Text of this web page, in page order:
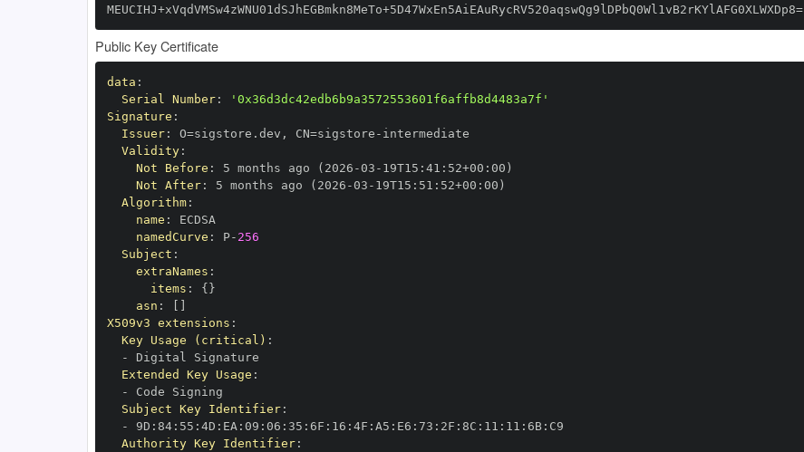
MEUCIHJ+xVqdVMSw4zWNU01dSJhEGBmkn8MeTo+5D47WxEn5AiEAuRycRV520aqswQg9lDPbQ0Wl1vB2rKYlAFG0XLWXDp8=
Public Key Certificate
data :
Serial Number:
'0x36d3dc42edb6b9a3572553601f6affb8d4483a7f'
Signature :
Issuer: O=sigstore.dev , CN=sigstore -
Validity:
Not Before : 5 months ago (2026 -03 - 19T15 : 41 : 52+00 :
Not After: 5 months ago (2026 -03 - 19T15 : 51 : 52+00 :
Algorithm:
name :
namedCurve : P- 256
Subject :
extraNames :
items : { }
asn :
X509v3 extensions :
Key Usage (critical) :
-
Extended Key Usage :
-
Subject Key Identifier:
-
9D : 84: 55 : 4D : EA : 09 : 06 : 35 : 6F : 16 : 4F : A5 : E6 : 73 : 2F : 8C : 11 : 11 : 6B:
Authority Key Identifier: